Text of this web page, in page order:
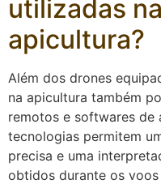
utilizadas
apicultura?
Além dos drones
na apicultura também
remotos e softwares de
tecnologias permitem
precisa e uma
obtidos durante os